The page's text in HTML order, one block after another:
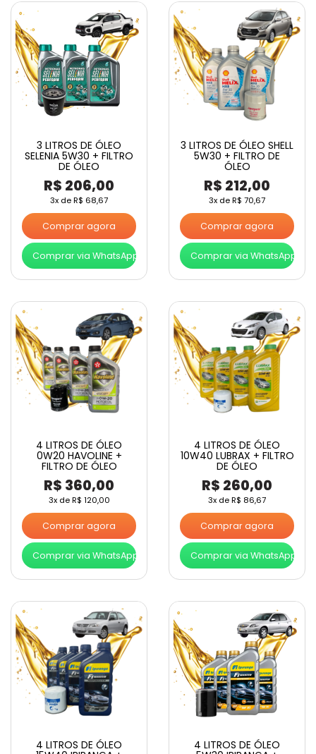
3 LITROS DE ÓLEO
SELENIA 5W30 + FILTRO
DE ÓLEO
R$ 206,00
3x deR$ 68,67
Comprar agora
Comprar via WhatsApp
3 LITROS DE ÓLEO SHELL
5W30 + FILTRO DE
ÓLEO
R$ 212,00
3x deR$ 70,67
Comprar agora
Comprar via WhatsApp
4 LITROS DE ÓLEO
0W20 HAVOLINE +
FILTRO DE ÓLEO
R$ 360,00
3x deR$ 120,00
Comprar agora
Comprar via WhatsApp
4 LITROS DE ÓLEO
10W40 LUBRAX + FILTRO
DE ÓLEO
R$ 260,00
3x deR$ 86,67
Comprar agora
Comprar via WhatsApp
4 LITROS DE ÓLEO 4 LITROS DE ÓLEO